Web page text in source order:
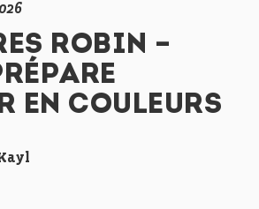
ROBIN –
EN COULEURS